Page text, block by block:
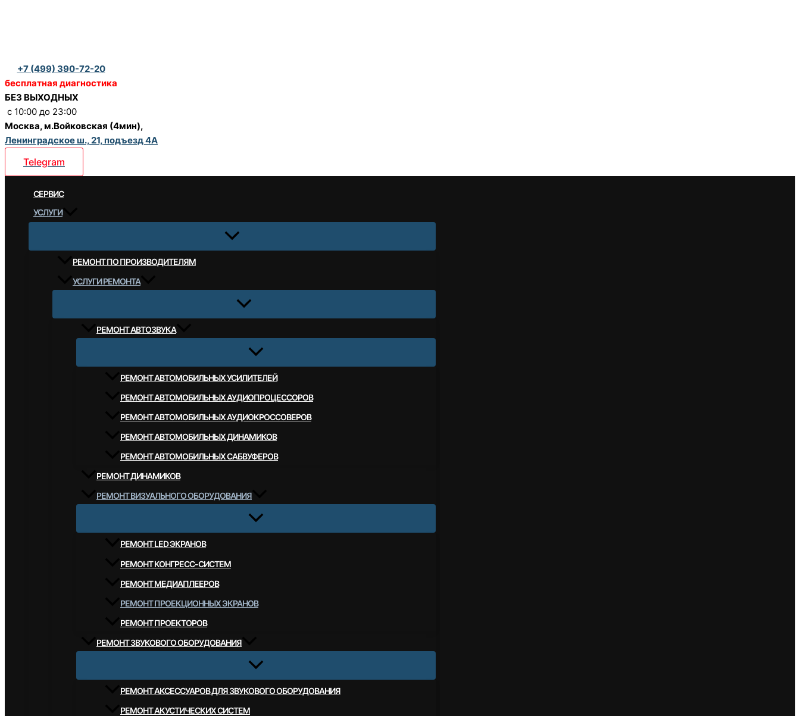
+7 (499) 390-72-20
бесплатная диагностика
БЕЗ ВЫХОДНЫХ
c 10:00 до 23:00
Москва, м.Войковская (4мин),
Ленинградское ш., 21, подъезд 4А
Telegram
CЕРВИС
УСЛУГИ
РЕМОНТ ПО ПРОИЗВОДИТЕЛЯМ
УСЛУГИ РЕМОНТА
РЕМОНТ АВТОЗВУКА
РЕМОНТ АВТОМОБИЛЬНЫХ УСИЛИТЕЛЕЙ
РЕМОНТ АВТОМОБИЛЬНЫХ АУДИОПРОЦЕССОРОВ
РЕМОНТ АВТОМОБИЛЬНЫХ АУДИОКРОССОВЕРОВ
РЕМОНТ АВТОМОБИЛЬНЫХ ДИНАМИКОВ
РЕМОНТ АВТОМОБИЛЬНЫХ САБВУФЕРОВ
РЕМОНТ ДИНАМИКОВ
РЕМОНТ ВИЗУАЛЬНОГО ОБОРУДОВАНИЯ
РЕМОНТ LED ЭКРАНОВ
РЕМОНТ КОНГРЕСС-СИСТЕМ
РЕМОНТ МЕДИАПЛЕЕРОВ
РЕМОНТ ПРОЕКЦИОННЫХ ЭКРАНОВ
РЕМОНТ ПРОЕКТОРОВ
РЕМОНТ ЗВУКОВОГО ОБОРУДОВАНИЯ
РЕМОНТ АКСЕССУАРОВ ДЛЯ ЗВУКОВОГО ОБОРУДОВАНИЯ
РЕМОНТ АКУСТИЧЕСКИХ СИСТЕМ